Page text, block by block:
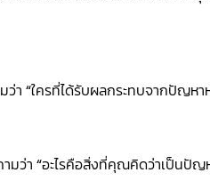
ว่า “ใครที่ได้รับผลกระทบจากปัญห
มว่า “อะไรคือสิ่งที่คุณคิดว่าเป็นปัญ